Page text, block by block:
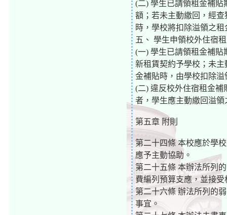
(二) 學生已請領租金補
額；若未主動繳回，經
時，學校將扣除溢領之
五、 學生申領校外住宿
(一) 學生已請領租金補
新租賃契約予學校；未
金補貼時，由學校扣除
(二) 違反校外住宿租金
者，學生應主動繳回溢
第五章 附則
第二十四條 本校應於學
應予主動協助。
第二十五條 本辦法所列
費編列預算支應，並接
第二十六條 辦法所列的
事宜。